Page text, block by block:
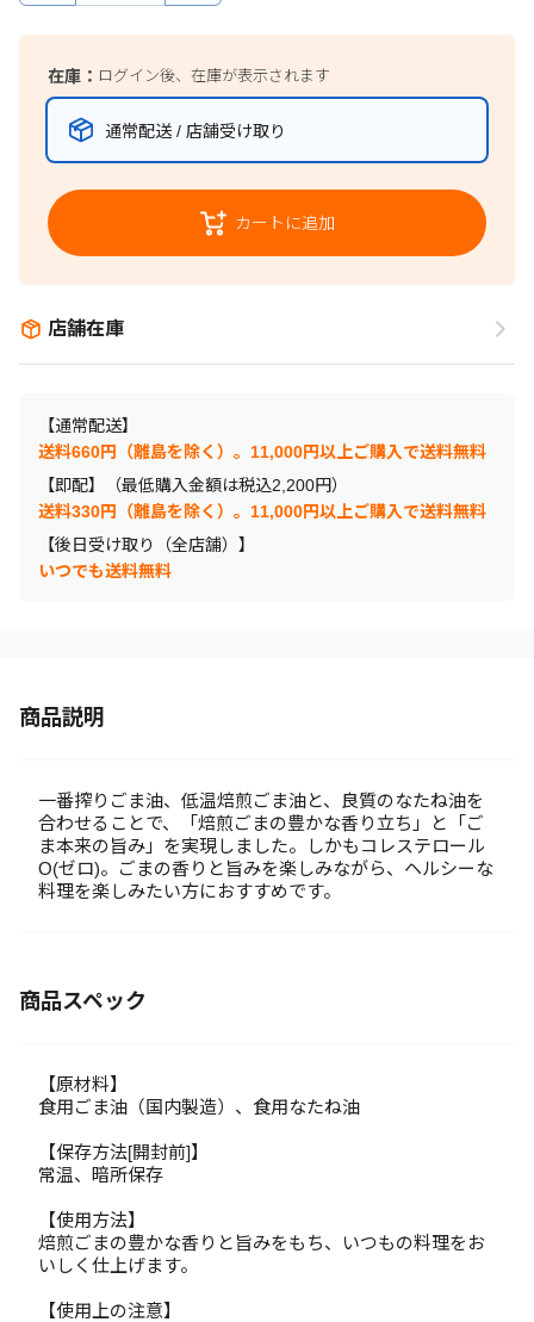
在庫： ログイン後、在庫が表示されます
通常配送 / 店舗受け取り
カートに追加
店舗在庫
【通常配送】
送料660円（離島を除く）。11,000円以上ご購入で送料無料
【即配】（最低購入金額は税込2,200円）
送料330円（離島を除く）。11,000円以上ご購入で送料無料
【後日受け取り（全店舗）】
いつでも送料無料
商品説明
一番搾りごま油、低温焙煎ごま油と、良質のなたね油を
合わせることで、「焙煎ごまの豊かな香り立ち」と「ご
ま本来の旨み」を実現しました。しかもコレステロール
O(ゼロ)。ごまの香りと旨みを楽しみながら、ヘルシーな
料理を楽しみたい方におすすめです。
商品スペック
【原材料】
食用ごま油（国内製造）、食用なたね油
【保存方法[開封前]】
常温、暗所保存
【使用方法】
焙煎ごまの豊かな香りと旨みをもち、いつもの料理をお
いしく仕上げます。
【使用上の注意】